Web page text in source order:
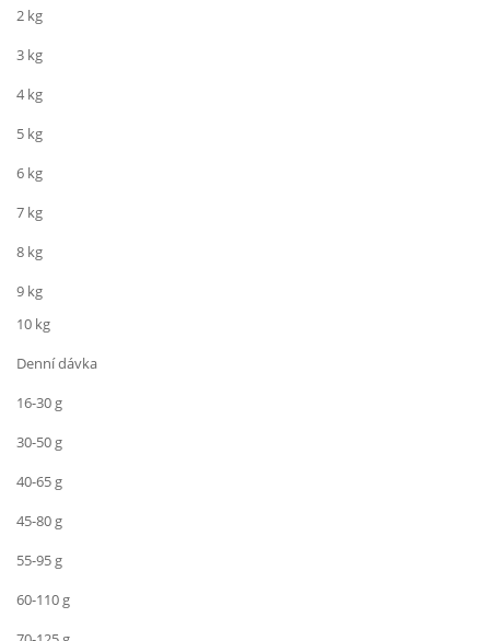
2 kg
3 kg
4 kg
5 kg
6 kg
7 kg
8 kg
9 kg
10 kg
Denní dávka
16-30 g
30-50 g
40-65 g
45-80 g
55-95 g
60-110 g